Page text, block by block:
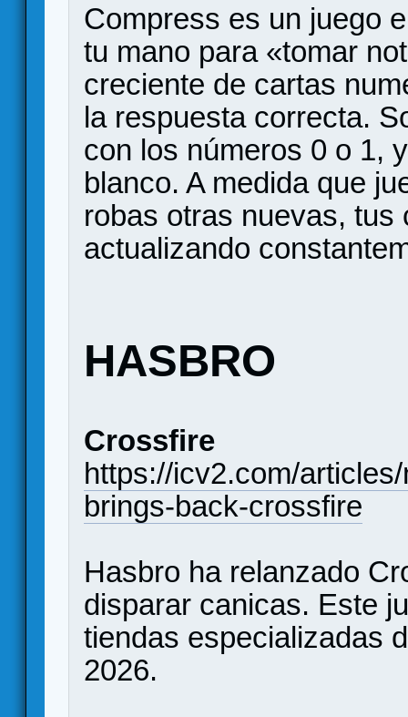
Compress es un juego
tu mano para «tomar
creciente de cartas
la respuesta correcta.
con los números 0 o 1,
blanco. A medida que
robas otras nuevas,
actualizando
HASBRO
Crossfire
https://icv2.com/
brings-back-crossfire
Hasbro ha relanzado
disparar canicas. Este
tiendas especializadas
2026.